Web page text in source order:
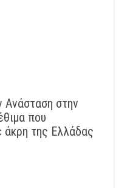
Ανάσταση στην
που
άκρη της Ελλάδας